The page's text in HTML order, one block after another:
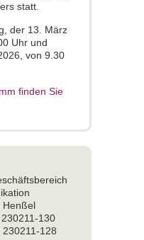
statt.
der 13. März
Uhr und
von 9.30
finden Sie
Henßel
130
230211-128